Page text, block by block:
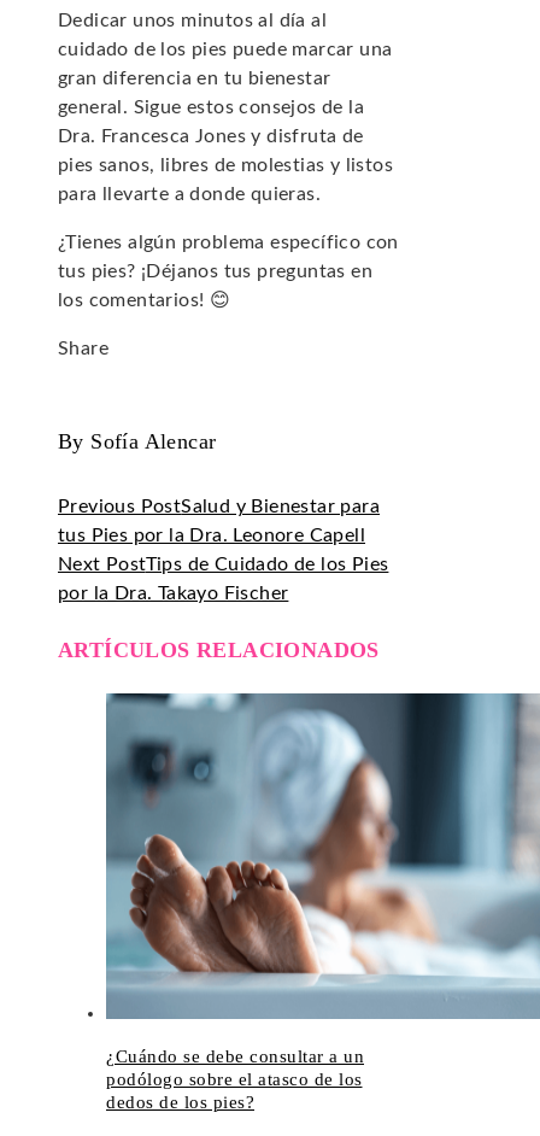
Dedicar unos minutos al día al
cuidado de los pies puede marcar una
gran diferencia en tu bienestar
general. Sigue estos consejos de la
Dra. Francesca Jones y disfruta de
pies sanos, libres de molestias y listos
para llevarte a donde quieras.
¿Tienes algún problema específico con
tus pies? ¡Déjanos tus preguntas en
los comentarios! 😊
Share
By Sofía Alencar
Previous PostSalud y Bienestar para
tus Pies por la Dra. Leonore Capell
Next PostTips de Cuidado de los Pies
por la Dra. Takayo Fischer
ARTÍCULOS RELACIONADOS
¿Cuándo se debe consultar a un
podólogo sobre el atasco de los
dedos de los pies?